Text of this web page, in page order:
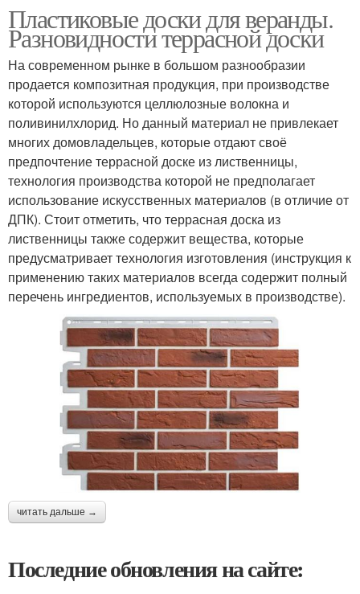
Пластиковые доски для веранды.
Разновидности террасной доски
На современном рынке в большом разнообразии
продается композитная продукция, при производстве
которой используются целлюлозные волокна и
поливинилхлорид. Но данный материал не привлекает
многих домовладельцев, которые отдают своё
предпочтение террасной доске из лиственницы,
технология производства которой не предполагает
использование искусственных материалов (в отличие от
ДПК). Стоит отметить, что террасная доска из
лиственницы также содержит вещества, которые
предусматривает технология изготовления (инструкция к
применению таких материалов всегда содержит полный
перечень ингредиентов, используемых в производстве).
читать дальше →
Последние обновления на сайте: